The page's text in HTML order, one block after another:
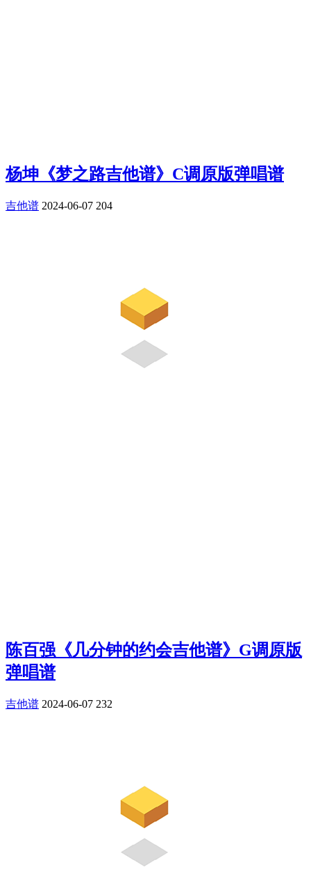
杨坤《梦之路吉他谱》C调原版弹唱谱
吉他谱 2024-06-07 204
陈百强《几分钟的约会吉他谱》G调原版
弹唱谱
吉他谱 2024-06-07 232